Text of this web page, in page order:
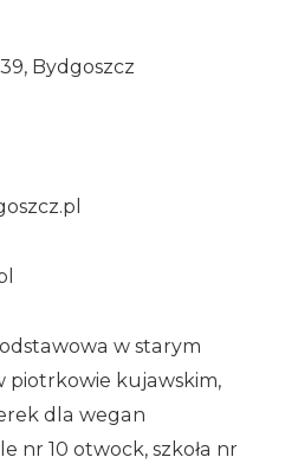
Bydgoszcz
w starym
piotrkowie kujawskim,
dla wegan
nr 10 otwock, szkoła nr